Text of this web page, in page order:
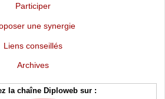
Participer
une synergie
Liens conseillés
Archives
la chaîne Diploweb sur :